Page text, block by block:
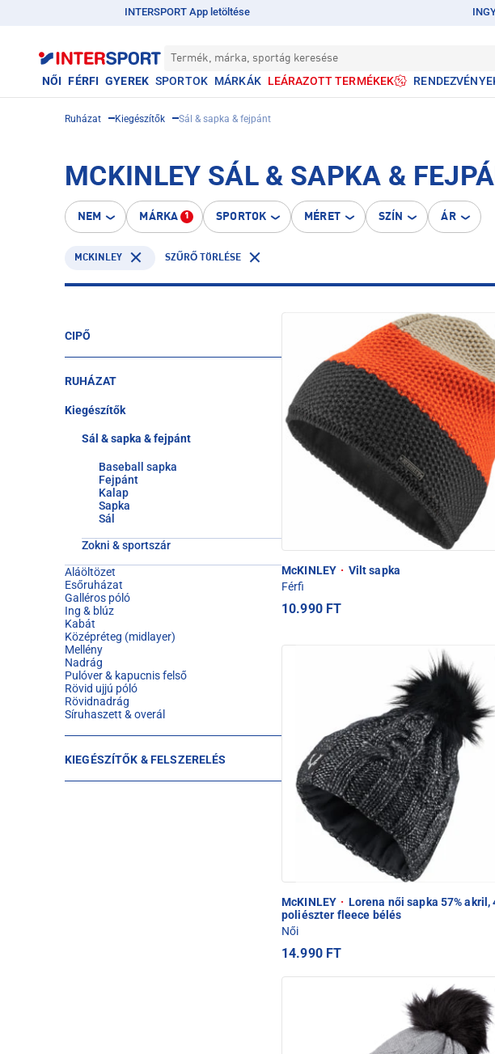
INTERSPORT App letöltése
Termék, márka, sportág keresése
NŐI FÉRFI GYEREK SPORTOK MÁRKÁK LEÁRAZOTT TERMÉKEK
Ruházat Kiegészítők Sál & sapka & fejpánt
MCKINLEY SÁL & SAPKA &
NEM MÁRKA 1 SPORTOK MÉRET SZÍN ÁR
MCKINLEY SZŰRŐ TÖRLÉSE
CIPŐ
RUHÁZAT
Kiegészítők
Sál & sapka & fejpánt
Baseball sapka
Fejpánt
Kalap
Sapka
Sál
Zokni & sportszár
Aláöltözet
Esőruházat
Galléros póló
Ing & blúz
Kabát
Középréteg (midlayer)
Mellény
Nadrág
Pulóver & kapucnis felső
Rövid ujjú póló
Rövidnadrág
Síruhaszett & overál
KIEGÉSZÍTŐK & FELSZERELÉS
McKINLEY · Vilt sapka
Férfi
10.990 FT
McKINLEY · Lorena női sapka 57% akril,
poliészter fleece bélés
Női
14.990 FT